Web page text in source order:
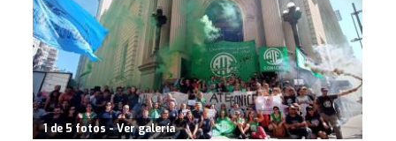
1 de 5 fotos - Ver galería